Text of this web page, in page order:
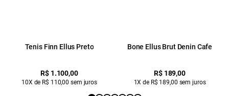
Tenis Finn Ellus Preto
R$ 1.100,00
10X de R$ 110,00 sem juros
Bone Ellus Brut Denin Cafe
R$ 189,00
1X de R$ 189,00 sem juros